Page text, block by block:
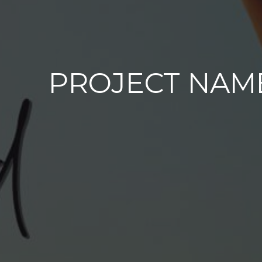
PROJECT